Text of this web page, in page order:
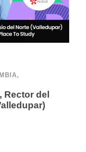
,
Rector del